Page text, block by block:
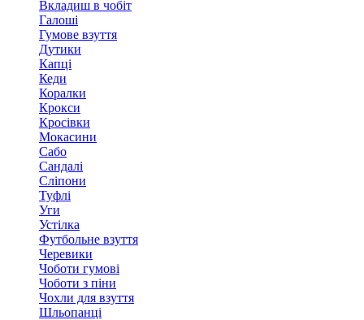
Вкладиш в чобіт
Галоші
Гумове взуття
Дутики
Капці
Кеди
Коралки
Крокси
Кросівки
Мокасини
Сабо
Сандалі
Сліпони
Туфлі
Уги
Устілка
Футбольне взуття
Черевики
Чоботи гумові
Чоботи з піни
Чохли для взуття
Шльопанці